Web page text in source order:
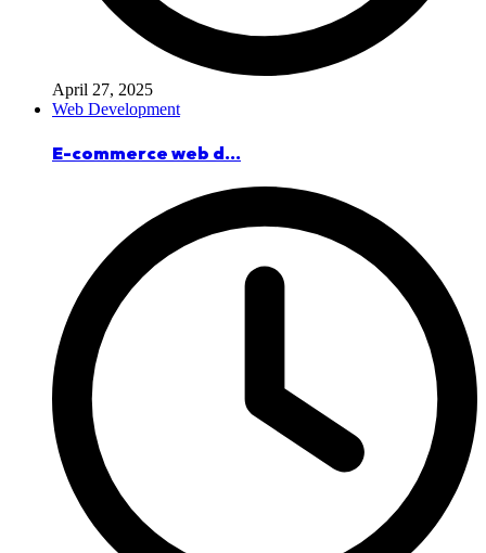
April 27, 2025
Web Development
E-commerce web d...